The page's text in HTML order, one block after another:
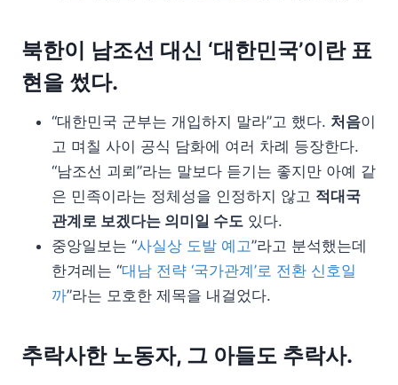
북한이 남조선 대신 ‘대한민국’이란 표
현을 썼다.
“대한민국 군부는 개입하지 말라”고 했다. 처음이
고 며칠 사이 공식 담화에 여러 차례 등장한다.
“남조선 괴뢰”라는 말보다 듣기는 좋지만 아예 같
은 민족이라는 정체성을 인정하지 않고 적대국
관계로 보겠다는 의미일 수도 있다.
중앙일보는 “사실상 도발 예고”라고 분석했는데
한겨레는 “대남 전략 ‘국가관계’로 전환 신호일
까”라는 모호한 제목을 내걸었다.
추락사한 노동자, 그 아들도 추락사.